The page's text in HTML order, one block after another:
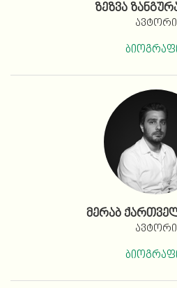
ზეზვა
ავტორი
მერაბ
ავტორი